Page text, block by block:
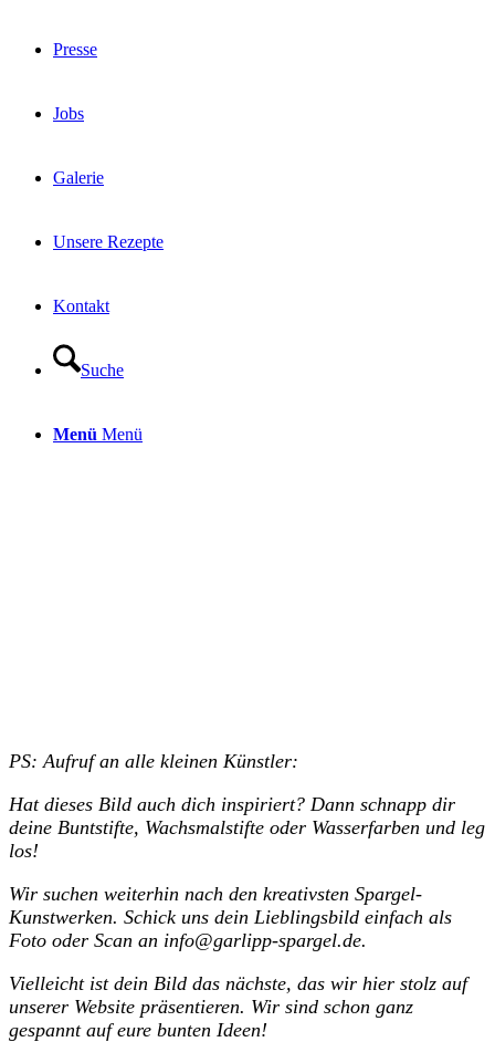
Presse
Jobs
Galerie
Unsere Rezepte
Kontakt
Suche
Menü Menü
PS: Aufruf an alle kleinen Künstler:
Hat dieses Bild auch dich inspiriert? Dann schnapp dir
deine Buntstifte, Wachsmalstifte oder Wasserfarben und leg
los!
Wir suchen weiterhin nach den kreativsten Spargel-
Kunstwerken. Schick uns dein Lieblingsbild einfach als
Foto oder Scan an info@garlipp-spargel.de.
Vielleicht ist dein Bild das nächste, das wir hier stolz auf
unserer Website präsentieren. Wir sind schon ganz
gespannt auf eure bunten Ideen!